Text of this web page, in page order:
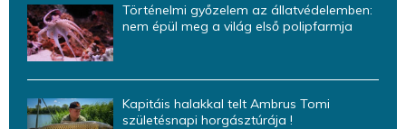
Történelmi győzelem az állatvédelemben:
nem épül meg a világ első polipfarmja
Kapitáis halakkal telt Ambrus Tomi
születésnapi horgásztúrája !